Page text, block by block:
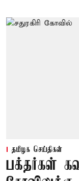
தமிழக செய்திகள்
பக்தர்கள்